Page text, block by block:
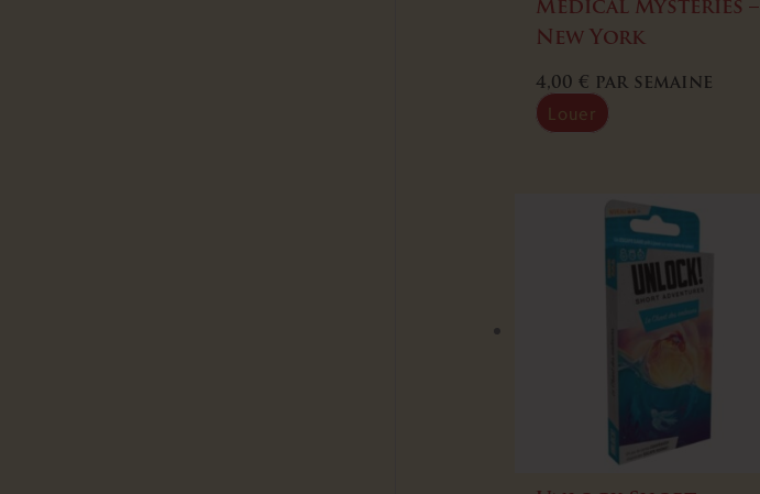
Medical Mysteries –
New York
4,00€ par semaine
Louer